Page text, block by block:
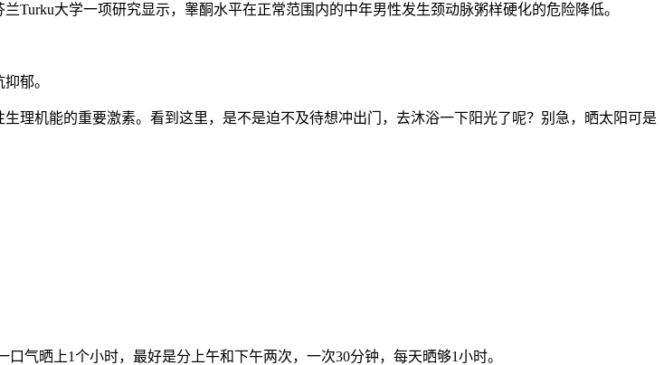
大学一项研究显示，睾酮水平在正常范围内的中年男性发生颈动脉粥样硬化的危险降低。
郁。
理机能的重要激素。看到这里，是不是迫不及待想冲出门，去沐浴一下阳光了呢？别急，晒太阳可是
气晒上1个小时，最好是分上午和下午两次，一次30分钟，每天晒够1小时。